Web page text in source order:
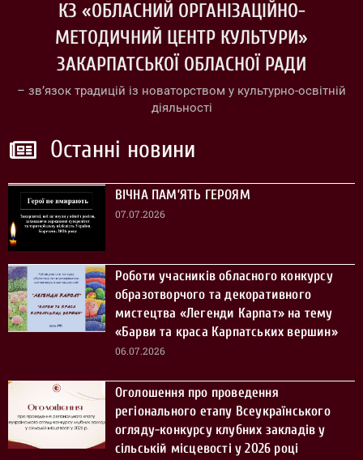
КЗ «ОБЛАСНИЙ ОРГАНІЗАЦІЙНО-
МЕТОДИЧНИЙ ЦЕНТР КУЛЬТУРИ»
ЗАКАРПАТСЬКОЇ ОБЛАСНОЇ РАДИ
– зв’язок традицій із новаторством у культурно-освітній
діяльності
Останні новини
ВІЧНА ПАМ’ЯТЬ ГЕРОЯМ
07.07.2026
Роботи учасників обласного конкурсу
образотворчого та декоративного
мистецтва «Легенди Карпат» на тему
«Барви та краса Карпатських вершин»
06.07.2026
Оголошення про проведення
регіонального етапу Всеукраїнського
огляду-конкурсу клубних закладів у
сільській місцевості у 2026 році